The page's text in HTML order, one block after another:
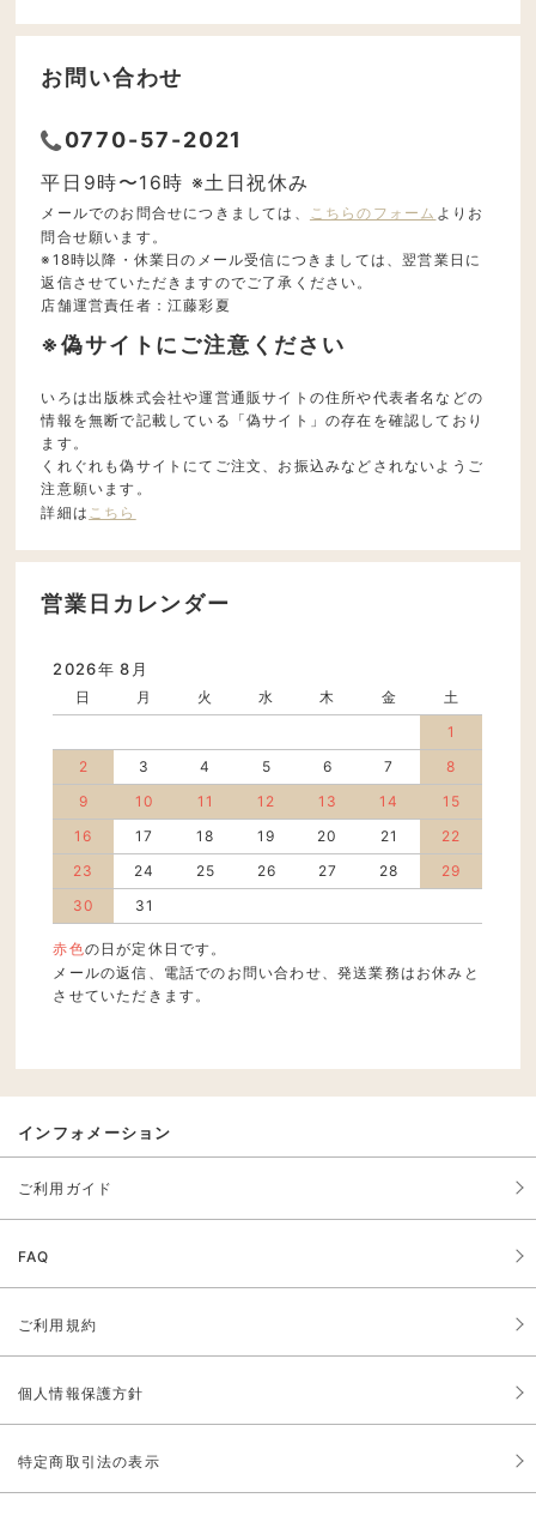
お問い合わせ
0770-57-2021
平日9時〜16時 ※土日祝休み
メールでのお問合せにつきましては、 こちらのフォーム よりお
問合せ願います。
※18時以降・休業日のメール受信につきましては、翌営業日に
返信させていただきますのでご了承ください。
店舗運営責任者：江藤彩夏
※偽サイトにご注意ください
いろは出版株式会社や運営通販サイトの住所や代表者名などの
情報を無断で記載している「偽サイト」の存在を確認しており
ます。
くれぐれも偽サイトにてご注文、お振込みなどされないようご
注意願います。
詳細は こちら
営業日カレンダー
2026年 8月
日 月 火 水 木 金
土
1
2
3 4 5 6 7
8
9
10 11 12 13 14
15
16
17 18 19 20 21
22
23
24 25 26 27 28
29
30
31
赤色の日が定休日です。
メールの返信、電話でのお問い合わせ、発送業務はお休みと
させていただきます。
インフォメーション
ご利用ガイド
FAQ
ご利用規約
個人情報保護方針
特定商取引法の表示